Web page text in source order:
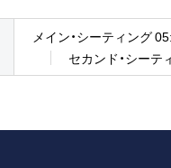
メイン・シーティング
セカンド・シーテ